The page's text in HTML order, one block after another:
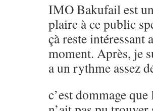
IMO Bakufail est
plaire à ce public
çà reste intéressant
moment. Après, je
a un rythme assez
c’est dommage